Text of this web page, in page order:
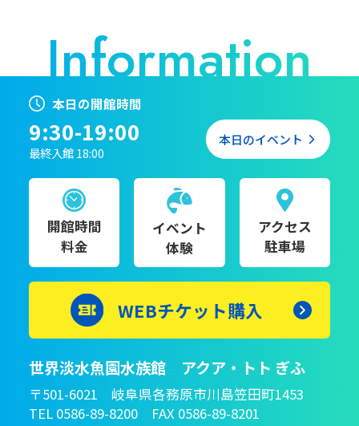
本日の開館時間
9:30-19:00
最終入館 18:00
本日のイベント
開館時間
料金
イベント
体験
アクセス
駐車場
WEBチケット購入
世界淡水魚園水族館 アクア・トト ぎふ
〒501-6021 岐阜県各務原市川島笠田町1453
TEL 0586-89-8200 FAX 0586-89-8201